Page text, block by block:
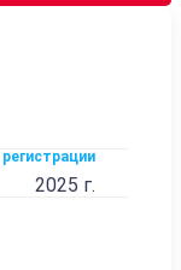
2025 г.